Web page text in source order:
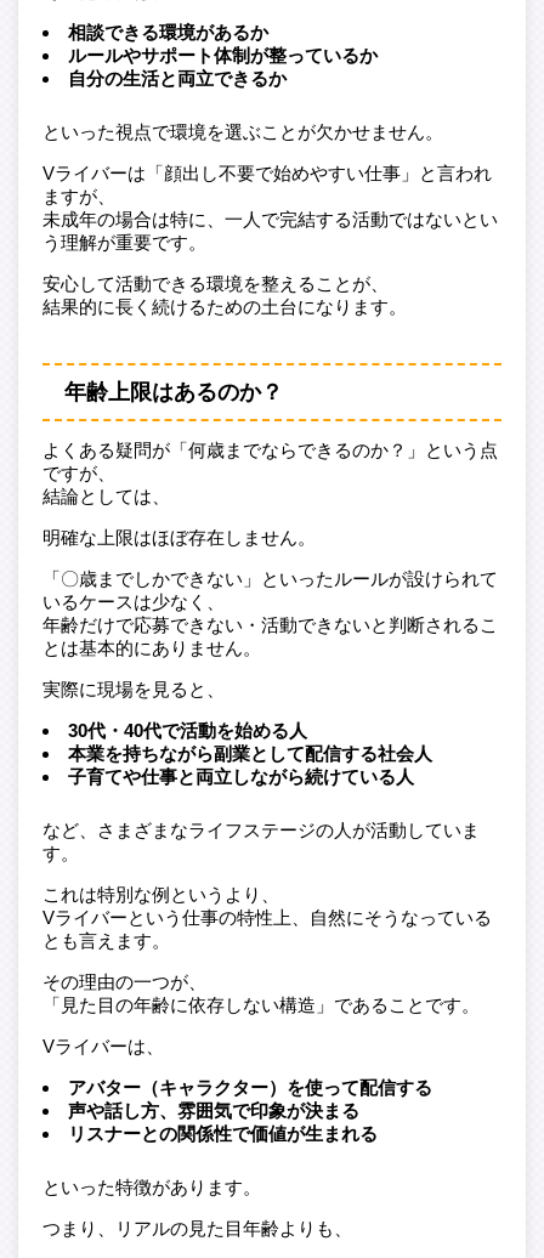
相談できる環境があるか
ルールやサポート体制が整っているか
自分の生活と両立できるか
といった視点で環境を選ぶことが欠かせません。
Vライバーは「顔出し不要で始めやすい仕事」と言われ
ますが、
未成年の場合は特に、一人で完結する活動ではないとい
う理解が重要です。
安心して活動できる環境を整えることが、
結果的に長く続けるための土台になります。
年齢上限はあるのか？
よくある疑問が「何歳までならできるのか？」という点
ですが、
結論としては、
明確な上限はほぼ存在しません。
「〇歳までしかできない」といったルールが設けられて
いるケースは少なく、
年齢だけで応募できない・活動できないと判断されるこ
とは基本的にありません。
実際に現場を見ると、
30代・40代で活動を始める人
本業を持ちながら副業として配信する社会人
子育てや仕事と両立しながら続けている人
など、さまざまなライフステージの人が活動していま
す。
これは特別な例というより、
Vライバーという仕事の特性上、自然にそうなっている
とも言えます。
その理由の一つが、
「見た目の年齢に依存しない構造」であることです。
Vライバーは、
アバター（キャラクター）を使って配信する
声や話し方、雰囲気で印象が決まる
リスナーとの関係性で価値が生まれる
といった特徴があります。
つまり、リアルの見た目年齢よりも、